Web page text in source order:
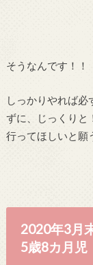
そうなんです！！
しっかりやれば
ずに、じっくりと
行ってほしいと願
2020年3月
5歳8カ月児